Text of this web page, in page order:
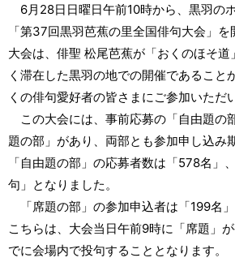
6月28日日曜日午前10時から、黒羽の
「第37回黒羽芭蕉の里全国俳句大会」
大会は、俳聖 松尾芭蕉が「おくのほそ
く滞在した黒羽の地での開催であること
くの俳句愛好者の皆さまにご参加いただ
この大会には、事前応募の「自由題の
題の部」があり、両部とも参加申し込み
「自由題の部」の応募者数は「578名」
句」となりました。
「席題の部」の参加申込者は「199名」
こちらは、大会当日午前9時に「席題」
でに会場内で投句することとなります。